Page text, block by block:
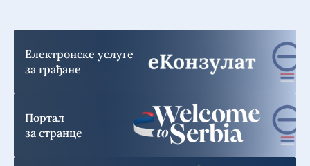
Електронске услуге
за грађане
Портал
за странце